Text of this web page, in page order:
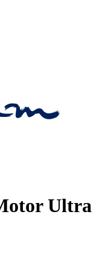
Ultra